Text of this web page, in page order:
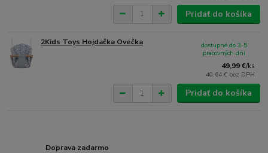
Pridať do košíka
2Kids Toys Hojdačka Ovečka
49,99 €/ks
40,64 € bez DPH
dostupné do 3-5
pracovných dní
Pridať do košíka
Doprava zadarmo